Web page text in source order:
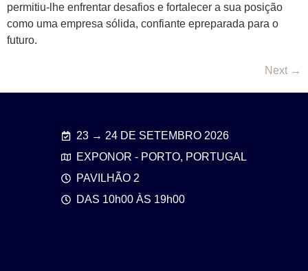
permitiu-lhe enfrentar desafios e fortalecer a sua posição
como uma empresa sólida, confiante epreparada para o
futuro.
Next →
23 → 24 DE SETEMBRO 2026
EXPONOR - PORTO, PORTUGAL
PAVILHÃO 2
DAS 10h00 ÀS 19h00